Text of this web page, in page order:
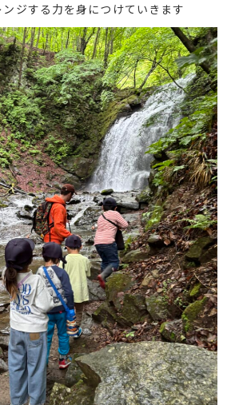
ジする力を身につけていきます